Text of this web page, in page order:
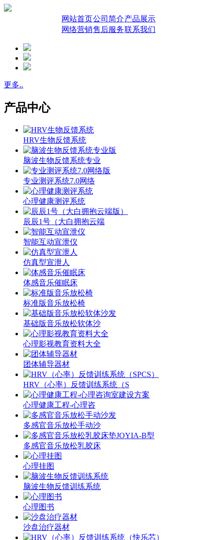
网站首页公司简介产品展示
网络营销售后服务联系我们
更多..
产品中心
HRV生物反馈系统
脑波生物反馈系统专业
专业测评系统7.0网络
心理健康测评系统
辰辰1号（大白拥抱云端
智能互动宣泄仪
仿真型宣泄人
体感音乐催眠床
标准版音乐放松椅
基础版音乐放松软体沙
心理影视教育资料大全
团体辅导器材
HRV（心率）反馈训练系统（S
心理健康工程-心理咨
多感官音乐放松手动沙
多感官音乐放松乳胶床
心理挂图
脑波生物反馈训练系统
心理图书
沙盘治疗器材